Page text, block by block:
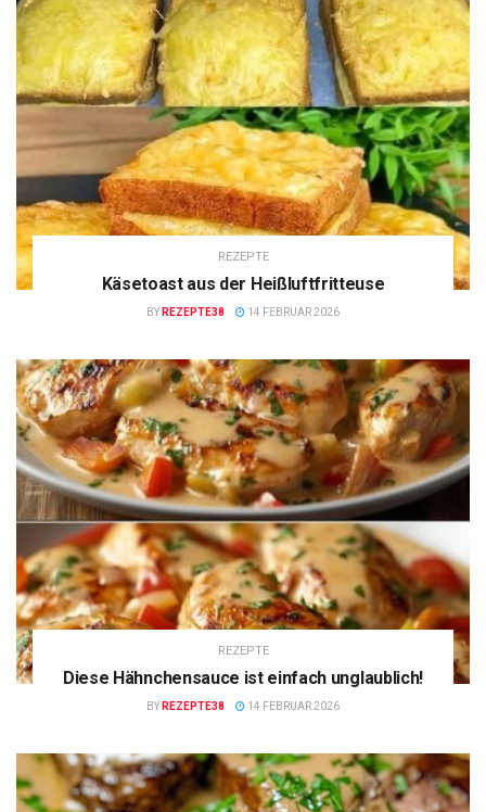
REZEPTE
Käsetoast aus der Heißluftfritteuse
BY REZEPTE38 14 FEBRUAR 2026
REZEPTE
Diese Hähnchensauce ist einfach unglaublich!
BY REZEPTE38 14 FEBRUAR 2026